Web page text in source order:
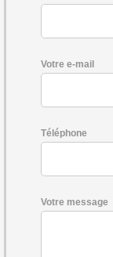
Votre e-mail
Téléphone
Votre message